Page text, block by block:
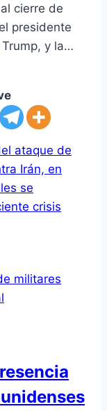
cierre de
presidente
y la…
ataque de
Irán, en
se
crisis